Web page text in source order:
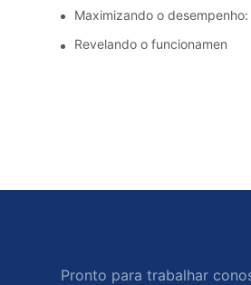
Maximizando o
Revelando o funcionamento
Pronto para trabalhar